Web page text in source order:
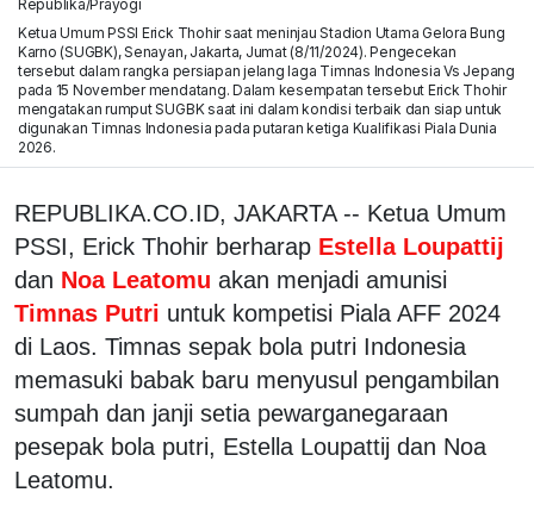
Republika/Prayogi
Ketua Umum PSSI Erick Thohir saat meninjau Stadion Utama Gelora Bung
Karno (SUGBK), Senayan, Jakarta, Jumat (8/11/2024). Pengecekan
tersebut dalam rangka persiapan jelang laga Timnas Indonesia Vs Jepang
pada 15 November mendatang. Dalam kesempatan tersebut Erick Thohir
mengatakan rumput SUGBK saat ini dalam kondisi terbaik dan siap untuk
digunakan Timnas Indonesia pada putaran ketiga Kualifikasi Piala Dunia
2026.
REPUBLIKA.CO.ID, JAKARTA -- Ketua Umum
PSSI, Erick Thohir berharap Estella Loupattij
dan Noa Leatomu akan menjadi amunisi
Timnas Putri untuk kompetisi Piala AFF 2024
di Laos. Timnas sepak bola putri Indonesia
memasuki babak baru menyusul pengambilan
sumpah dan janji setia pewarganegaraan
pesepak bola putri, Estella Loupattij dan Noa
Leatomu.